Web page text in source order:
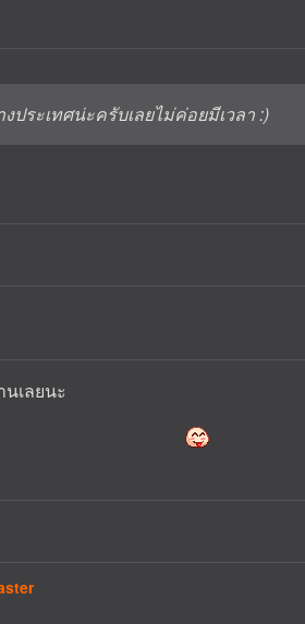
ประเทศน่ะครับเลยไม่ค่อยมีเวลา :)
เลยนะ